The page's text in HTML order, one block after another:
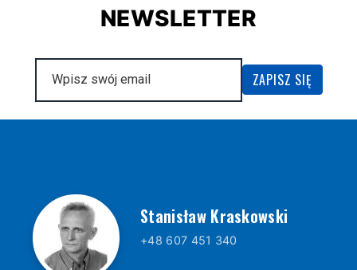
NEWSLETTER
Stanisław Kraskowski
+48 607 451 340